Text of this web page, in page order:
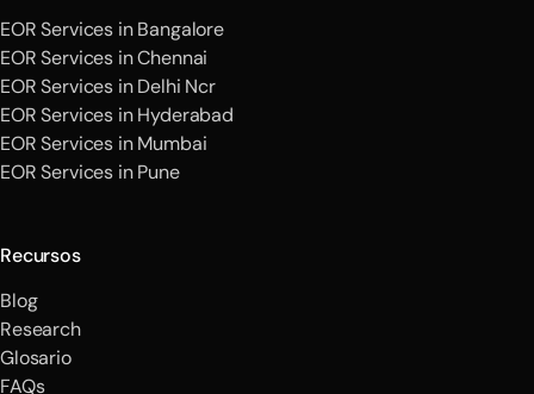
EOR Services in Bangalore
EOR Services in Chennai
EOR Services in Delhi Ncr
EOR Services in Hyderabad
EOR Services in Mumbai
EOR Services in Pune
Recursos
Blog
Research
Glosario
FAQs